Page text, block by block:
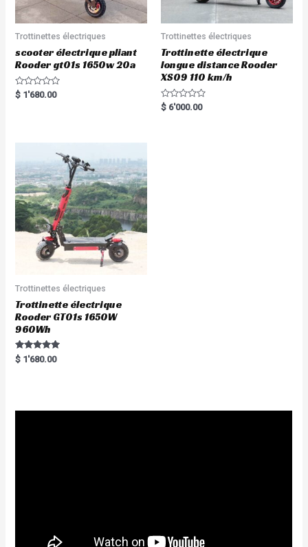
Trottinettes électriques
scooter électrique pliant
Rooder gt01s 1650w 20a
R
a
f
5
$ 1'680.00
Trottinettes électriques
Trottinette électrique
longue distance Rooder
XS09 110 km/h
R
a
$ 6'000.00
Trottinettes électriques
Trottinette électrique
Rooder GT01s 1650W
960Wh
Rated
5.00
$ 1'680.00